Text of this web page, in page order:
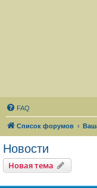
FAQ
Список форумов
Новости
Новая тема